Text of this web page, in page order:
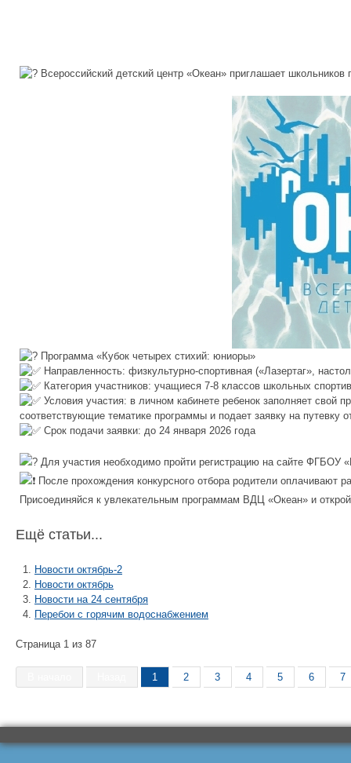
Всероссийский детский центр «Океан» приглашает
Программа «Кубок четырех стихий: юниоры»
Направленность: физкультурно-спортивная («Лазертаг»,
Категория участников: учащиеся 7-8 классов школьных
Условия участия: в личном кабинете ребенок заполняет
соответствующие тематике программы и подает заявку на путевку
Срок подачи заявки: до 24 января 2026 года
Для участия необходимо пройти регистрацию на сайте ФГБОУ
После прохождения конкурсного отбора родители оплачивают
Присоединяйся к увлекательным программам ВДЦ «Океан» и
Ещё статьи...
Новости октябрь-2
Новости октябрь
Новости на 24 сентября
Перебои с горячим водоснабжением
Страница 1 из 87
1 2 3 4 5 6 7